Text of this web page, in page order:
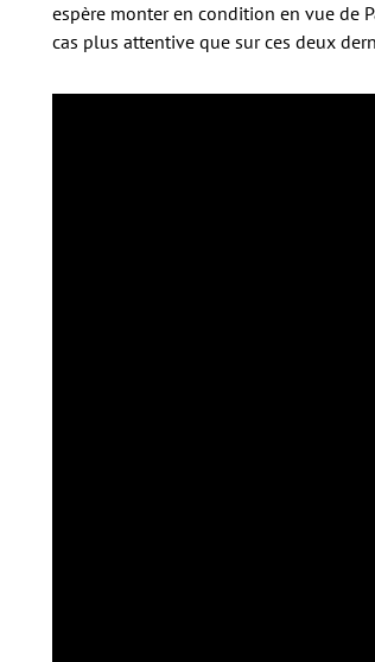
espère monter en condition en vue de
cas plus attentive que sur ces deux